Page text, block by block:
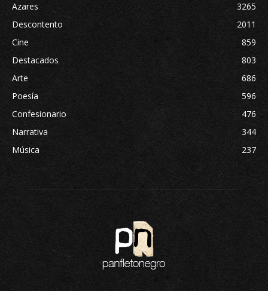
Azares
3265
Descontento
2011
Cine
859
Destacados
803
Arte
686
Poesía
596
Confesionario
476
Narrativa
344
Música
237